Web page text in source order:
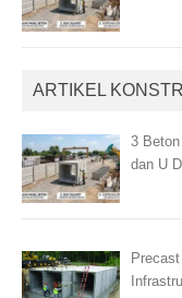
ARTIKEL
3
dan U